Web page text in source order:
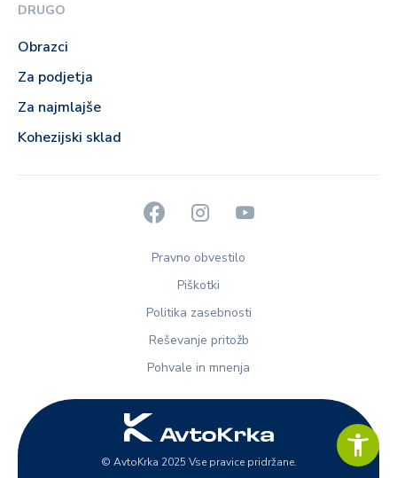
DRUGO
Obrazci
Za podjetja
Za najmlajše
Kohezijski sklad
Pravno obvestilo
Piškotki
Politika zasebnosti
Reševanje pritožb
Pohvale in mnenja
© AvtoKrka 2025 Vse pravice pridržane.